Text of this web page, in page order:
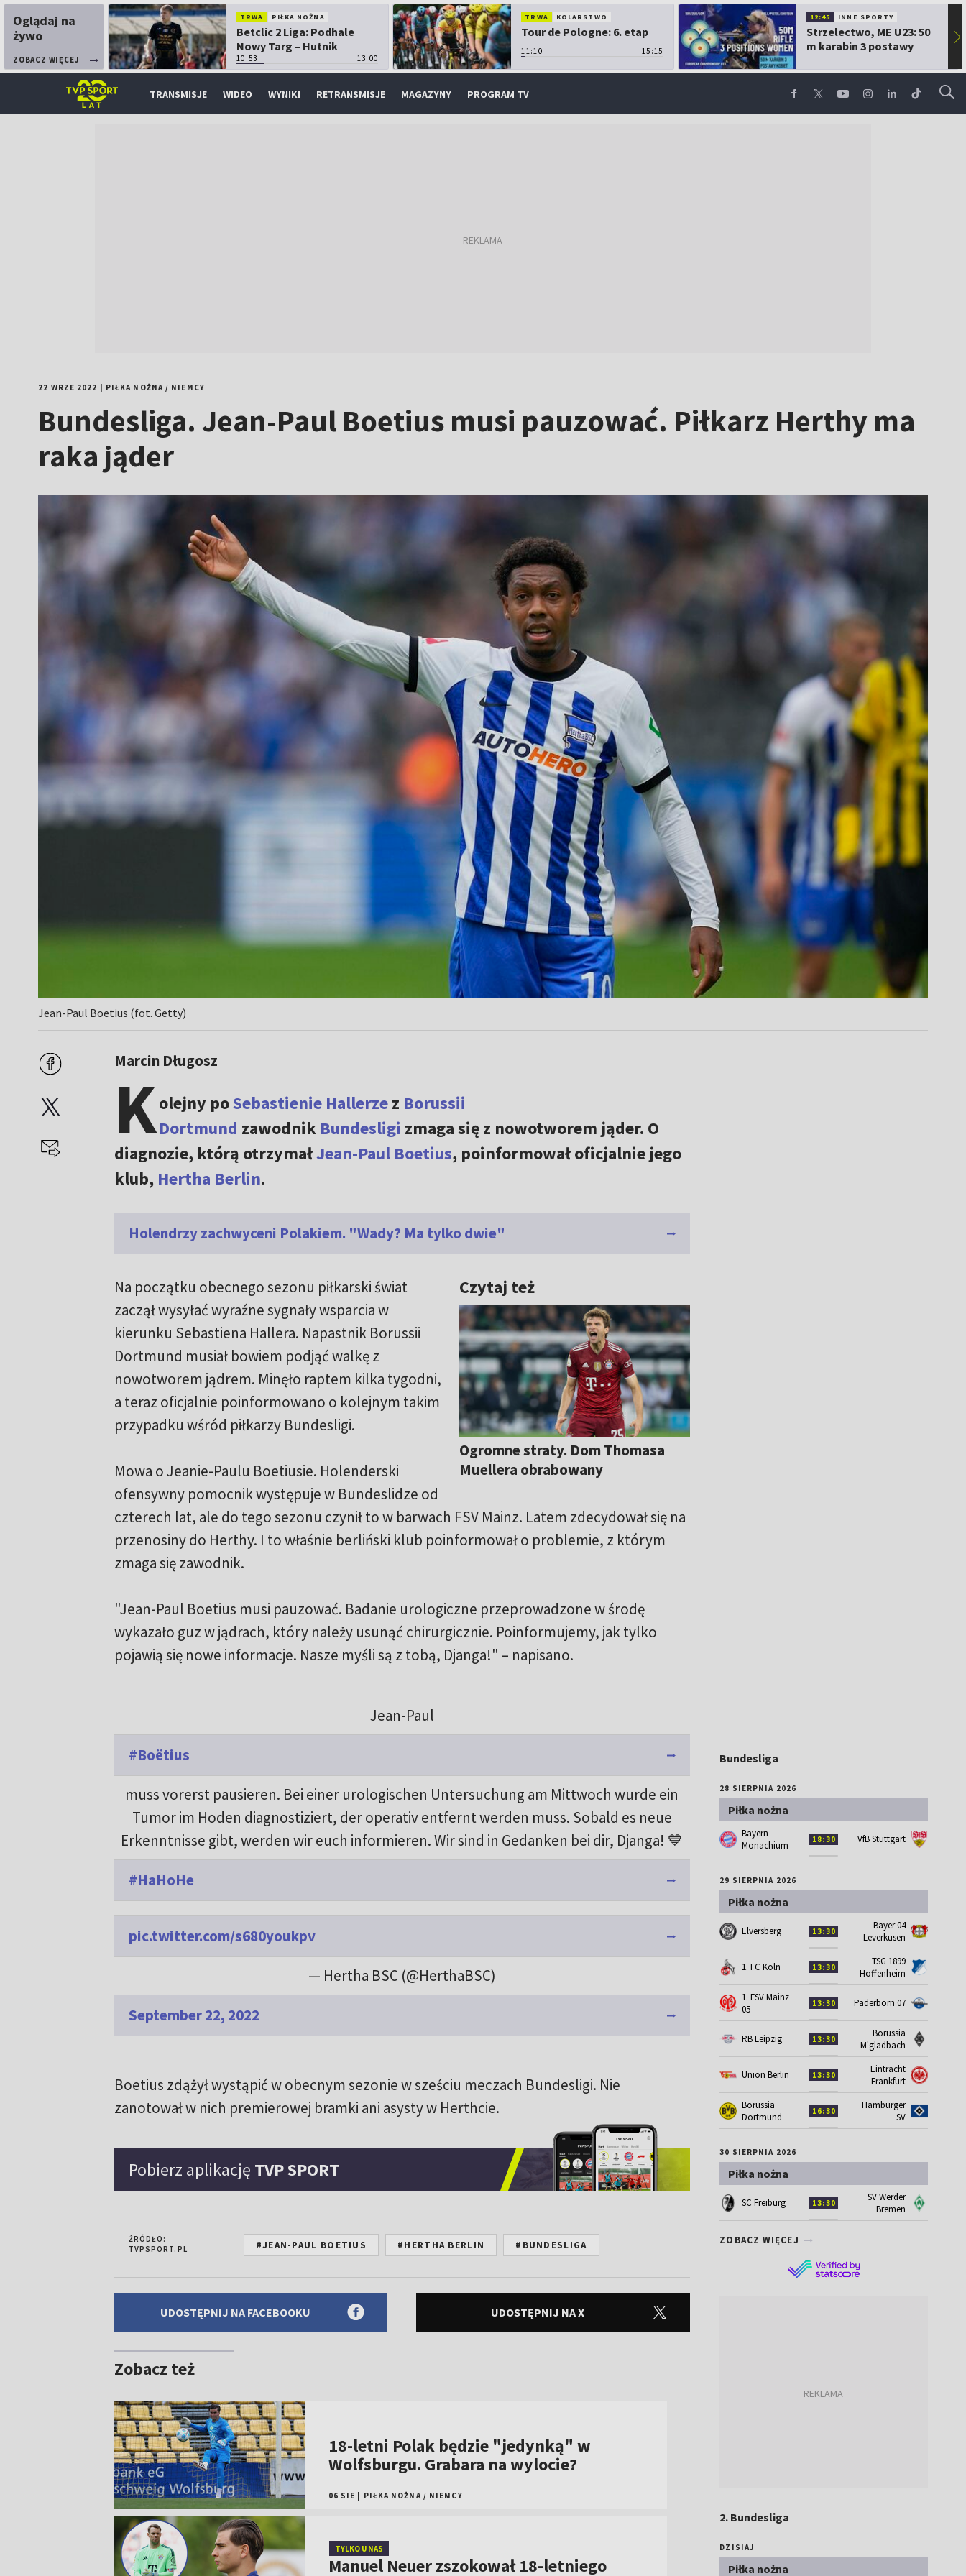
Oglądaj na
żywo
ZOBACZ WIĘCEJ
TRWA PIŁKA NOŻNA
Betclic 2 Liga: Podhale
Nowy Targ – Hutnik
Kraków
10:53 13:00
TRWA KOLARSTWO
Tour de Pologne: 6. etap
11:10 15:15
12:45 INNE SPORTY
Strzelectwo, ME U23: 50
m karabin 3 postawy
▶
TRANSMISJE WIDEO WYNIKI RETRANSMISJE MAGAZYNY PROGRAM TV
22 WRZE 2022 PIŁKA NOŻNA/ NIEMCY
Bundesliga. Jean-Paul Boetius musi pauzować. Piłkarz Herthy ma
raka jąder
Jean-Paul Boetius (fot. Getty)
Marcin Długosz
Kolejny poSebastienie Hallerzez Borussii
Dortmund zawodnik Bundesligi zmaga się z nowotworem jąder. O
diagnozie, którą otrzymałJean-Paul Boetius, poinformował oficjalnie jego
klub, Hertha Berlin.
Holendrzy zachwyceni Polakiem. "Wady? Ma tylko dwie"
Czytaj też
Ogromne straty. Dom Thomasa
Muellera obrabowany
Na początku obecnego sezonu piłkarski świat
zaczął wysyłać wyraźne sygnały wsparcia w
kierunku Sebastiena Hallera. Napastnik Borussii
Dortmund musiał bowiem podjąć walkę z
nowotworem jądrem. Minęło raptem kilka tygodni,
a teraz oficjalnie poinformowano o kolejnym takim
przypadku wśród piłkarzy Bundesligi.
Mowa o Jeanie-Paulu Boetiusie. Holenderski
ofensywny pomocnik występuje w Bundeslidze od
czterech lat, ale do tego sezonu czynił to w barwach FSV Mainz. Latem zdecydował się na
przenosiny do Herthy. I to właśnie berliński klub poinformował o problemie, z którym
zmaga się zawodnik.
"Jean-Paul Boetius musi pauzować. Badanie urologiczne przeprowadzone w środę
wykazało guz w jądrach, który należy usunąć chirurgicznie. Poinformujemy, jak tylko
pojawią się nowe informacje. Nasze myśli są z tobą, Djanga!" – napisano.
Jean-Paul
#Boëtius
muss vorerst pausieren. Bei einer urologischen Untersuchung am Mittwoch wurde ein
Tumor im Hoden diagnostiziert, der operativ entfernt werden muss. Sobald es neue
Erkenntnisse gibt, werden wir euch informieren. Wir sind in Gedanken bei dir, Djanga! 💙
#HaHoHe
pic.twitter.com/s680youkpv
— Hertha BSC (@HerthaBSC)
September 22, 2022
Boetius zdążył wystąpić w obecnym sezonie w sześciu meczach Bundesligi. Nie
zanotował w nich premierowej bramki ani asysty w Herthcie.
Pobierz aplikację TVP SPORT
ŹRÓDŁO:
TVPSPORT.PL
#JEAN-PAUL BOETIUS #HERTHA BERLIN #BUNDESLIGA
UDOSTĘPNIJ NA FACEBOOKU UDOSTĘPNIJ NA X
Zobacz też
18-letni Polak będzie "jedynką" w
Wolfsburgu. Grabara na wylocie?
06 SIE PIŁKA NOŻNA / NIEMCY
TYLKO U NAS
Manuel Neuer zszokował 18-letniego
Bundesliga
28 SIERPNIA 2026
Piłka nożna
Bayern
Monachium
18:30 VfB Stuttgart
29 SIERPNIA 2026
Piłka nożna
Elversberg 13:30
Bayer 04
Leverkusen
1. FC Koln 13:30
TSG 1899
Hoffenheim
1. FSV Mainz
05
13:30 Paderborn 07
RB Leipzig 13:30
Borussia
M'gladbach
Union Berlin 13:30
Eintracht
Frankfurt
Borussia
Dortmund
16:30
Hamburger
SV
30 SIERPNIA 2026
Piłka nożna
SC Freiburg 13:30
SV Werder
Bremen
ZOBACZ WIĘCEJ
2. Bundesliga
DZISIAJ
Piłka nożna